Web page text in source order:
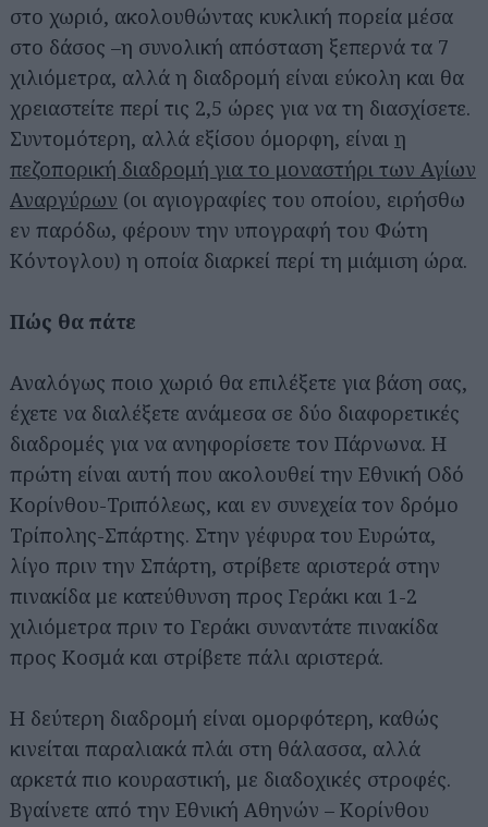
στο χωριό, ακολουθώντας κυκλική πορεία μέσα
στο δάσος –η συνολική απόσταση ξεπερνά τα 7
χιλιόμετρα, αλλά η διαδρομή είναι εύκολη και θα
χρειαστείτε περί τις 2,5 ώρες για να τη διασχίσετε.
Συντομότερη, αλλά εξίσου όμορφη, είναι η
πεζοπορική διαδρομή για το μοναστήρι των Αγίων
Αναργύρων (οι αγιογραφίες του οποίου, ειρήσθω
εν παρόδω, φέρουν την υπογραφή του Φώτη
Κόντογλου) η οποία διαρκεί περί τη μιάμιση ώρα.
Πώς θα πάτε
Αναλόγως ποιο χωριό θα επιλέξετε για βάση σας,
έχετε να διαλέξετε ανάμεσα σε δύο διαφορετικές
διαδρομές για να ανηφορίσετε τον Πάρνωνα. Η
πρώτη είναι αυτή που ακολουθεί την Εθνική Οδό
Κορίνθου-Τριπόλεως, και εν συνεχεία τον δρόμο
Τρίπολης-Σπάρτης. Στην γέφυρα του Ευρώτα,
λίγο πριν την Σπάρτη, στρίβετε αριστερά στην
πινακίδα με κατεύθυνση προς Γεράκι και 1-2
χιλιόμετρα πριν το Γεράκι συναντάτε πινακίδα
προς Κοσμά και στρίβετε πάλι αριστερά.
Η δεύτερη διαδρομή είναι ομορφότερη, καθώς
κινείται παραλιακά πλάι στη θάλασσα, αλλά
αρκετά πιο κουραστική, με διαδοχικές στροφές.
Βγαίνετε από την Εθνική Αθηνών – Κορίνθου